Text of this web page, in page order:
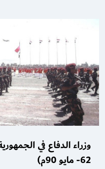
وزراء الدفاع في
62- مايو 90م)